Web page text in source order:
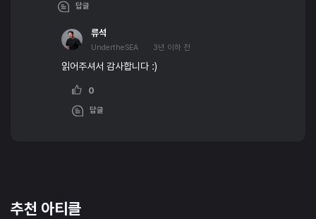
답글
류석
UndertheSEA 3년 이하 전
읽어주셔서 감사합니다 :)
0
답글
추천 아티클